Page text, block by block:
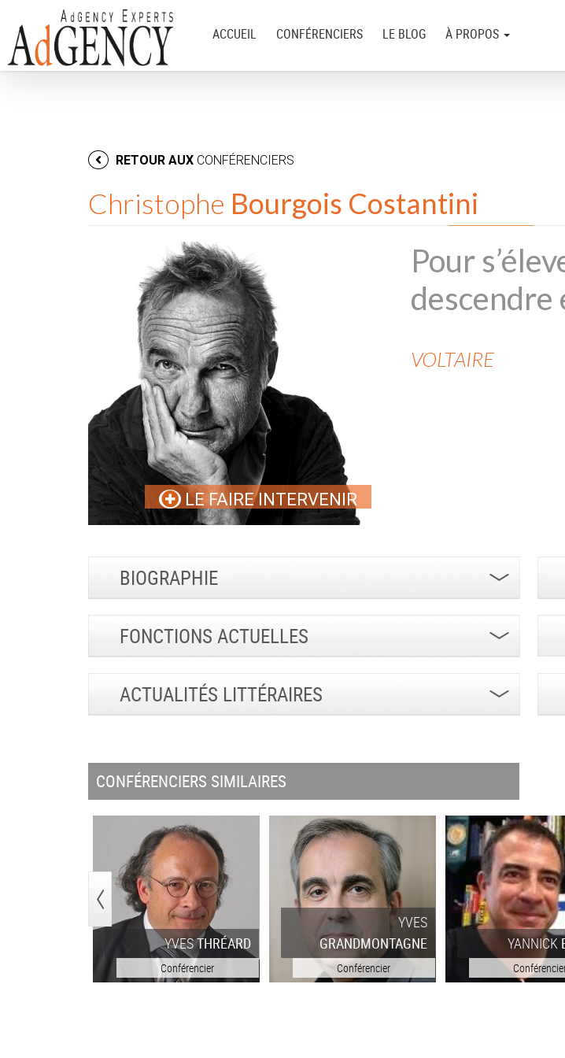
ACCUEIL CONFÉRENCIERS LE BLOG À PROPOS
RETOUR AUX CONFÉRENCIERS
Christophe Bourgois Costantini
LE FAIRE INTERVENIR
Pour
descendre
VOLTAIRE
BIOGRAPHIE
FONCTIONS ACTUELLES
ACTUALITÉS LITTÉRAIRES
CONFÉRENCIERS SIMILAIRES
YVESTHRÉARD
Conférencier
YVES
GRANDMONTAGNE
Conférencier
YANNICK
Conférencier